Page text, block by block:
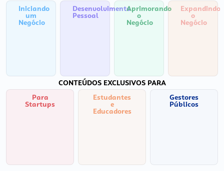
Iniciando
um
Negócio
Desenvolvimento
Pessoal
Aprimorando
o
Negócio
Expandindo
o
Negócio
CONTEÚDOS EXCLUSIVOS PARA
Para
Startups
Estudantes
e
Educadores
Gestores
Públicos